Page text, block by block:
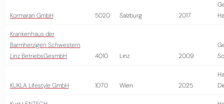
Kormaran GmbH 5020 Salzburg 2017
Krankenhaus der
Barmherzigen Schwestern
Linz BetriebsGesmbH
4010 Linz 2009
KUKLA Lifestyle GmbH 1070 Wien 2025